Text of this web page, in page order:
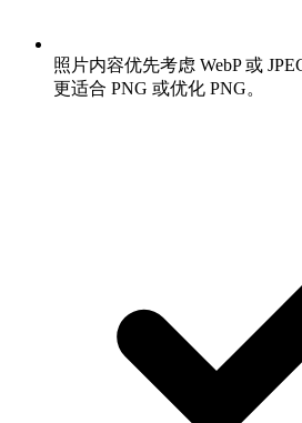
照片内容优先考虑 WebP 或
更适合 PNG 或优化 PNG。